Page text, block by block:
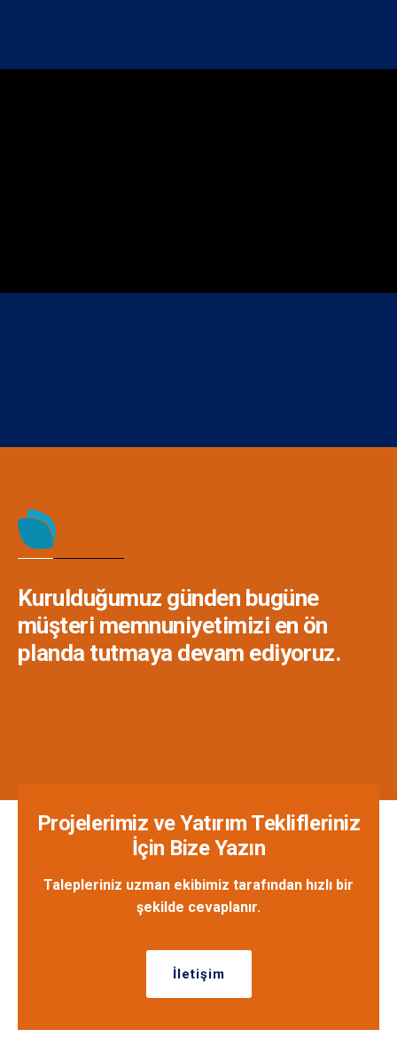
Kurulduğumuz günden bugüne
müşteri memnuniyetimizi en ön
planda tutmaya devam ediyoruz.
Projelerimiz ve Yatırım Teklifleriniz
İçin Bize Yazın
Talepleriniz uzman ekibimiz tarafından hızlı bir
şekilde cevaplanır.
İletişim